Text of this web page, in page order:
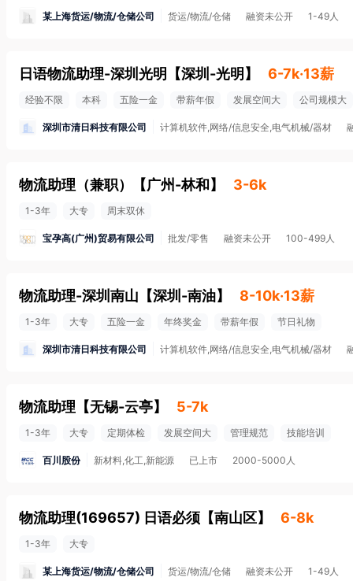
某上海货运/物流/仓储公司 货运/物流/仓储 融资未公开 1-49人
日语物流助理-深圳光明 【深圳-光明 】 6-7k·13薪
经验不限 本科 五险一金 带薪年假 发展空间大 公司规模大
深圳市清日科技有限公司 计算机软件,网络/信息安全,电气机械/器材
物流助理（兼职） 【广州-林和】 3-6k
1-3年 大专 周末双休
宝孕高(广州)贸易有限公司 批发/零售 融资未公开 100-499人
物流助理-深圳南山 【深圳-南油】 8-10k·13薪
1-3年 大专 五险一金 年终奖金 带薪年假 节日礼物
深圳市清日科技有限公司 计算机软件,网络/信息安全,电气机械/器材
物流助理 【无锡-云亭】 5-7k
1-3年 大专 定期体检 发展空间大 管理规范 技能培训
百川股份 新材料,化工,新能源 已上市 2000-5000人
物流助理(169657) 日语必须 【南山区】 6-8k
1-3年 大专
某上海货运/物流/仓储公司 货运/物流/仓储 融资未公开 1-49人